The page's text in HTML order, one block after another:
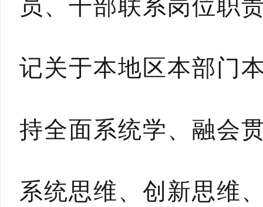
记关于本地区本部门
持全面系统学、融会
系统思维、创新思维